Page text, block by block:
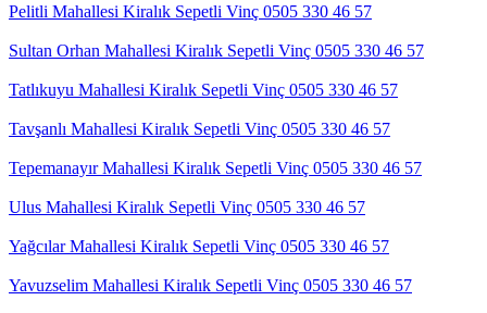
Pelitli Mahallesi Kiralık Sepetli Vinç 0505 330 46 57
Sultan Orhan Mahallesi Kiralık Sepetli Vinç 0505 330 46 57
Tatlıkuyu Mahallesi Kiralık Sepetli Vinç 0505 330 46 57
Tavşanlı Mahallesi Kiralık Sepetli Vinç 0505 330 46 57
Tepemanayır Mahallesi Kiralık Sepetli Vinç 0505 330 46 57
Ulus Mahallesi Kiralık Sepetli Vinç 0505 330 46 57
Yağcılar Mahallesi Kiralık Sepetli Vinç 0505 330 46 57
Yavuzselim Mahallesi Kiralık Sepetli Vinç 0505 330 46 57